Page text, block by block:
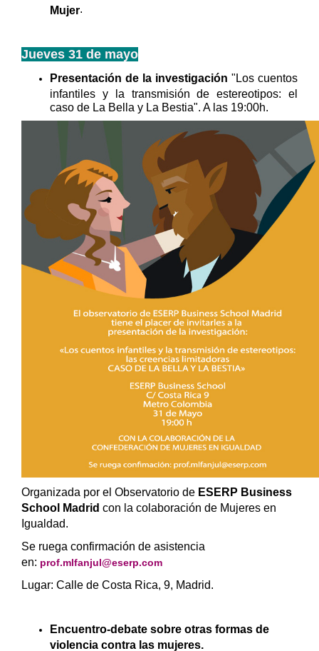
Mujer.
Jueves 31 de mayo
Presentación de la investigación "Los cuentos
infantiles y la transmisión de estereotipos: el
caso de La Bella y La Bestia". A las 19:00h.
​Organizada por el Observatorio de ESERP Business
School Madrid con la colaboración de Mujeres en
Igualdad.
Se ruega confirmación de asistencia
en: prof.mlfanjul@eserp.com
Lugar: Calle de Costa Rica, 9, Madrid.
Encuentro-debate sobre otras formas de
violencia contra las mujeres.